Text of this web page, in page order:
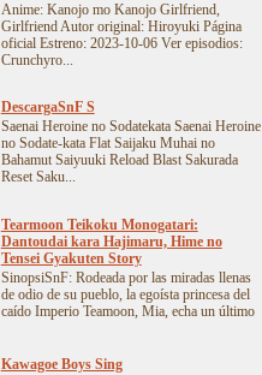
Anime: Kanojo mo Kanojo Girlfriend,
Girlfriend Autor original: Hiroyuki Página
oficial Estreno: 2023-10-06 Ver episodios:
Crunchyro...
DescargaSnF S
Saenai Heroine no Sodatekata Saenai Heroine
no Sodate-kata Flat Saijaku Muhai no
Bahamut Saiyuuki Reload Blast Sakurada
Reset Saku...
Tearmoon Teikoku Monogatari:
Dantoudai kara Hajimaru, Hime no
Tensei Gyakuten Story
SinopsiSnF: Rodeada por las miradas llenas
de odio de su pueblo, la egoísta princesa del
caído Imperio Teamoon, Mia, echa un último
Kawagoe Boys Sing